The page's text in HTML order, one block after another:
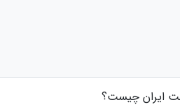
ایران چیست؟